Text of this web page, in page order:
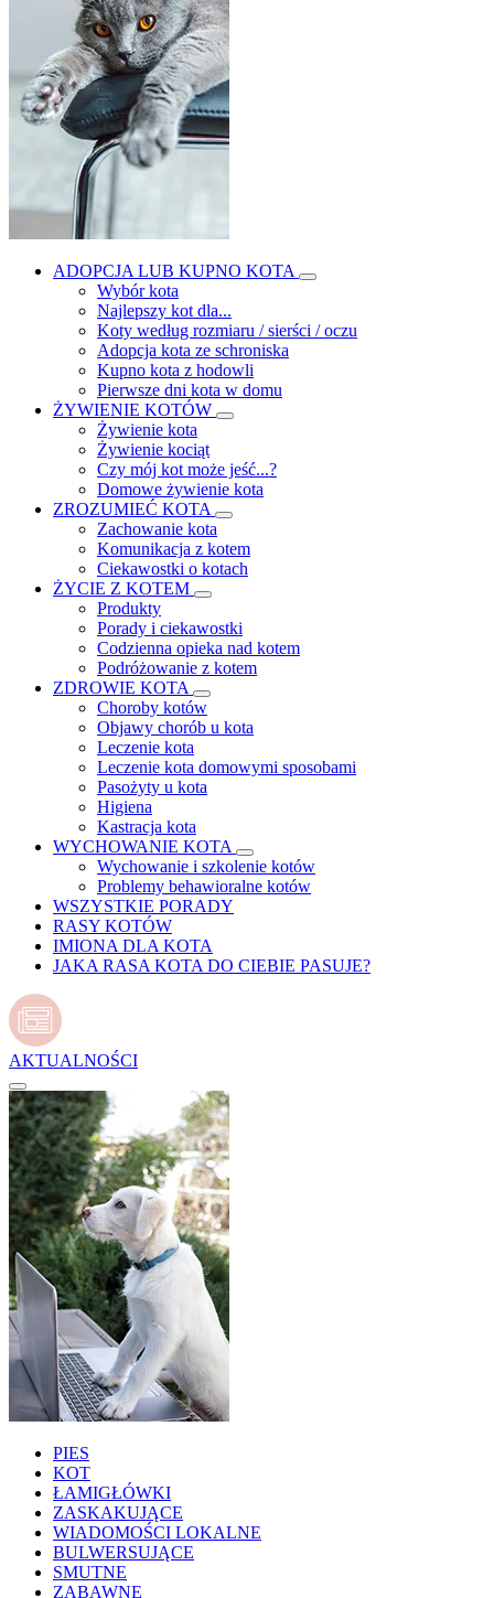
ADOPCJA LUB KUPNO KOTA
Wybór kota
Najlepszy kot dla...
Koty według rozmiaru / sierści / oczu
Adopcja kota ze schroniska
Kupno kota z hodowli
Pierwsze dni kota w domu
ŻYWIENIE KOTÓW
Żywienie kota
Żywienie kociąt
Czy mój kot może jeść...?
Domowe żywienie kota
ZROZUMIEĆ KOTA
Zachowanie kota
Komunikacja z kotem
Ciekawostki o kotach
ŻYCIE Z KOTEM
Produkty
Porady i ciekawostki
Codzienna opieka nad kotem
Podróżowanie z kotem
ZDROWIE KOTA
Choroby kotów
Objawy chorób u kota
Leczenie kota
Leczenie kota domowymi sposobami
Pasożyty u kota
Higiena
Kastracja kota
WYCHOWANIE KOTA
Wychowanie i szkolenie kotów
Problemy behawioralne kotów
WSZYSTKIE PORADY
RASY KOTÓW
IMIONA DLA KOTA
JAKA RASA KOTA DO CIEBIE PASUJE?
AKTUALNOŚCI
PIES
KOT
ŁAMIGŁÓWKI
ZASKAKUJĄCE
WIADOMOŚCI LOKALNE
BULWERSUJĄCE
SMUTNE
ZABAWNE